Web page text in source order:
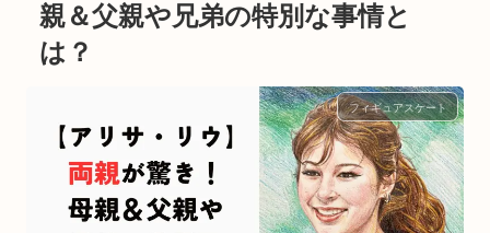
親＆父親や兄弟の特別な事情と
は？
フィギュアスケート